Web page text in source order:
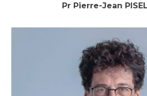
Pr Pierre-Jean